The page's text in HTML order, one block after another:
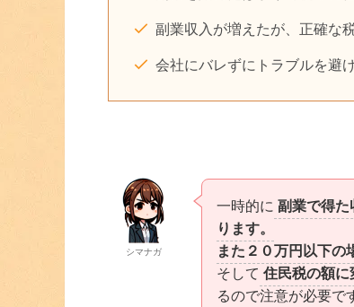
副業収入が増えたが、正確な
会社にバレずにトラブルを避
シマナガ
一時的に 副業で得
ります。
また２０万円以下の
そして 住民税の額に
るので注意が必要で